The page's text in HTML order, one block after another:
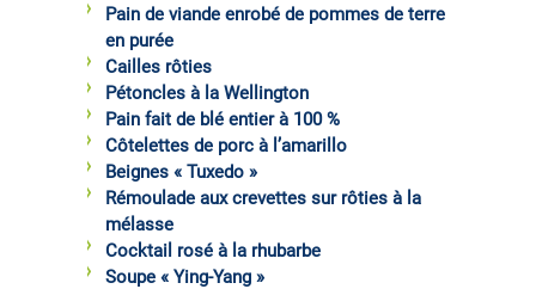
Pain de viande enrobé de pommes de terre
en purée
Cailles rôties
Pétoncles à la Wellington
Pain fait de blé entier à 100 %
Côtelettes de porc à l’amarillo
Beignes « Tuxedo »
Rémoulade aux crevettes sur rôties à la
mélasse
Cocktail rosé à la rhubarbe
Soupe « Ying-Yang »